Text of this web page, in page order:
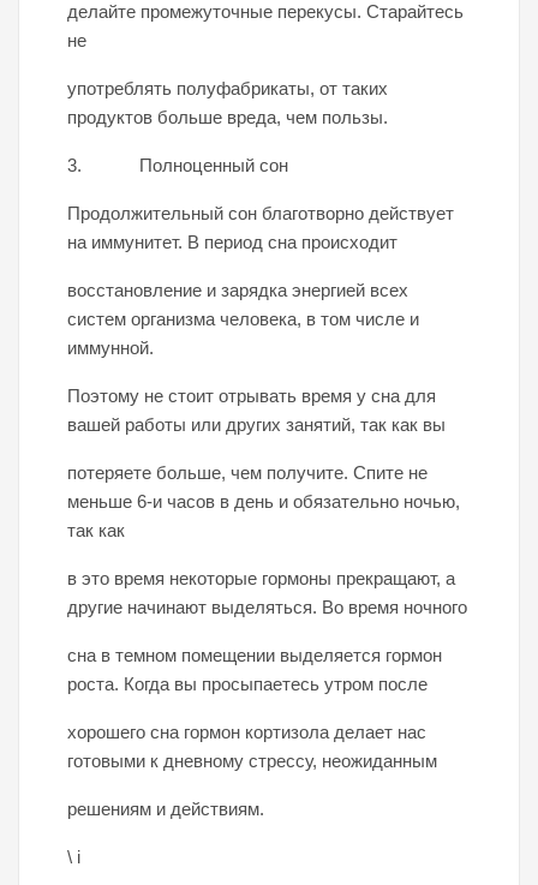
делайте промежуточные перекусы. Старайтесь
не
употреблять полуфабрикаты, от таких
продуктов больше вреда, чем пользы.
3. Полноценный сон
Продолжительный сон благотворно действует
на иммунитет. В период сна происходит
восстановление и зарядка энергией всех
систем организма человека, в том числе и
иммунной.
Поэтому не стоит отрывать время у сна для
вашей работы или других занятий, так как вы
потеряете больше, чем получите. Спите не
меньше 6-и часов в день и обязательно ночью,
так как
в это время некоторые гормоны прекращают, а
другие начинают выделяться. Во время ночного
сна в темном помещении выделяется гормон
роста. Когда вы просыпаетесь утром после
хорошего сна гормон кортизола делает нас
готовыми к дневному стрессу, неожиданным
решениям и действиям.
\ i